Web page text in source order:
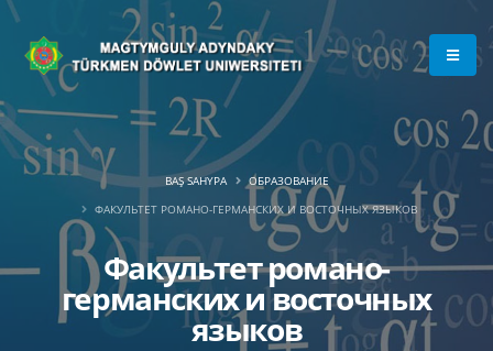
Факультет романо-
германских и восточных
языков
BAŞ SAHYPA
ОБРАЗОВАНИЕ
ФАКУЛЬТЕТ РОМАНО-ГЕРМАНСКИХ И ВОСТОЧНЫХ ЯЗЫКОВ